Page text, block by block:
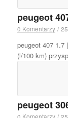
peugeot
0 Komentarzy /
peugeot 407 1.7
(l/100 km)
peugeot